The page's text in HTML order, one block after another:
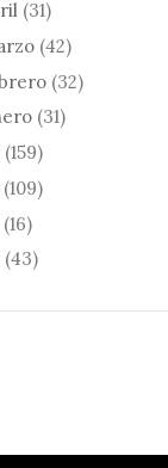
(31)
(42)
(32)
(31)
(159)
(109)
(16)
(43)